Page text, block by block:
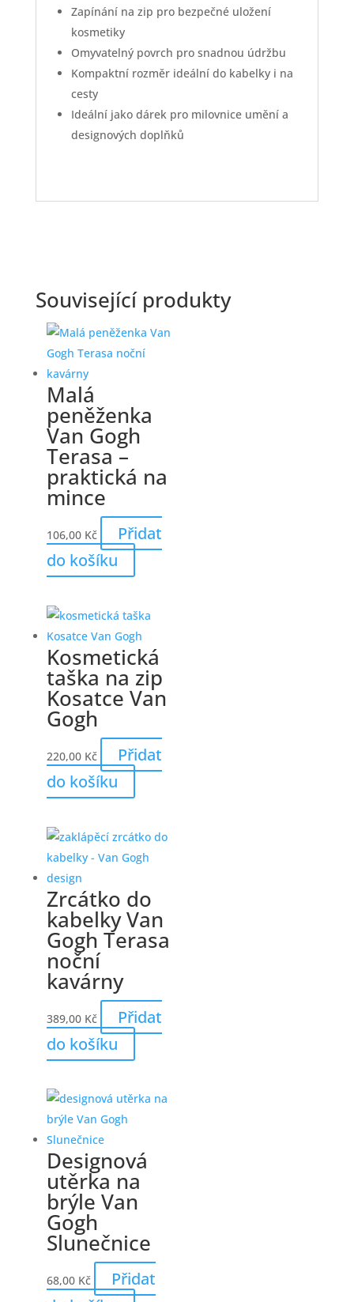
Zapínání na zip pro bezpečné uložení
kosmetiky
Omyvatelný povrch pro snadnou údržbu
Kompaktní rozměr ideální do kabelky i na
cesty
Ideální jako dárek pro milovnice umění a
designových doplňků
Související produkty
Malá
peněženka
Van Gogh
Terasa –
praktická na
mince
106,00 Kč
Přidat
do košíku
Kosmetická
taška na zip
Kosatce Van
Gogh
220,00 Kč
Přidat
do košíku
Zrcátko do
kabelky Van
Gogh Terasa
noční
kavárny
389,00 Kč
Přidat
do košíku
Designová
utěrka na
brýle Van
Gogh
Slunečnice
68,00 Kč
Přidat